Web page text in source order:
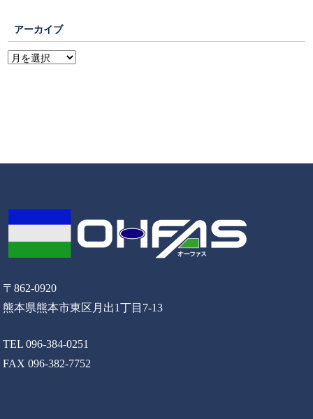
アーカイブ
〒862-0920
熊本県熊本市東区月出1丁目7-13
TEL 096-384-0251
FAX 096-382-7752